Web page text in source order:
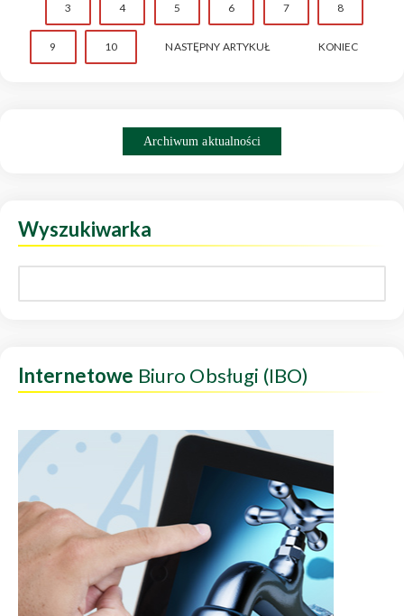
3 4 5 6 7 8
9 10 NASTĘPNY ARTYKUŁ KONIEC
Archiwum aktualności
Wyszukiwarka
Internetowe Biuro Obsługi (IBO)